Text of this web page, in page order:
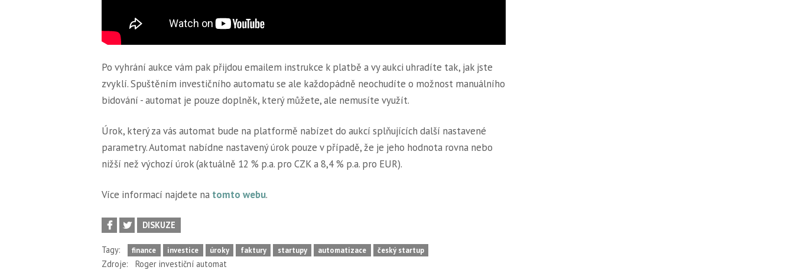
Po vyhrání aukce vám pak přijdou emailem instrukce k platbě a vy aukci uhradíte tak, jak jste
zvyklí. Spuštěním investičního automatu se ale každopádně neochudíte o možnost manuálního
bidování - automat je pouze doplněk, který můžete, ale nemusíte využít.
Úrok, který za vás automat bude na platformě nabízet do aukcí splňujících další nastavené
parametry. Automat nabídne nastavený úrok pouze v případě, že je jeho hodnota rovna nebo
nižší než výchozí úrok (aktuálně 12 % p.a. pro CZK a 8,4 % p.a. pro EUR).
Více informací najdete na tomto webu.
DISKUZE
Tagy: finance investice úroky faktury startupy automatizace český startup
Zdroje: Roger investiční automat